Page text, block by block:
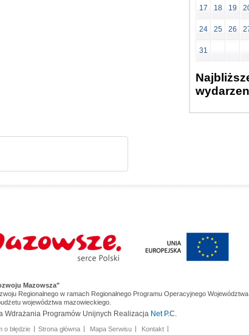
17 18 19
24 25 26
31
Unia Europejska
Mazowsza"
Regionalnego w ramach Regionalnego Programu Operacyjnego
województwa mazowieckiego.
Wdrażania Programów Unijnych Realizacja Net P.C.
o błędzie Strona główna Mapa Serwisu Kontakt